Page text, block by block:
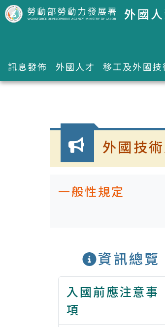
跳到主要內容區塊 外國
訊息發佈 外國人才 移工及外國技
外國技
一般性規定
資訊總覽
入國前應注意事
項